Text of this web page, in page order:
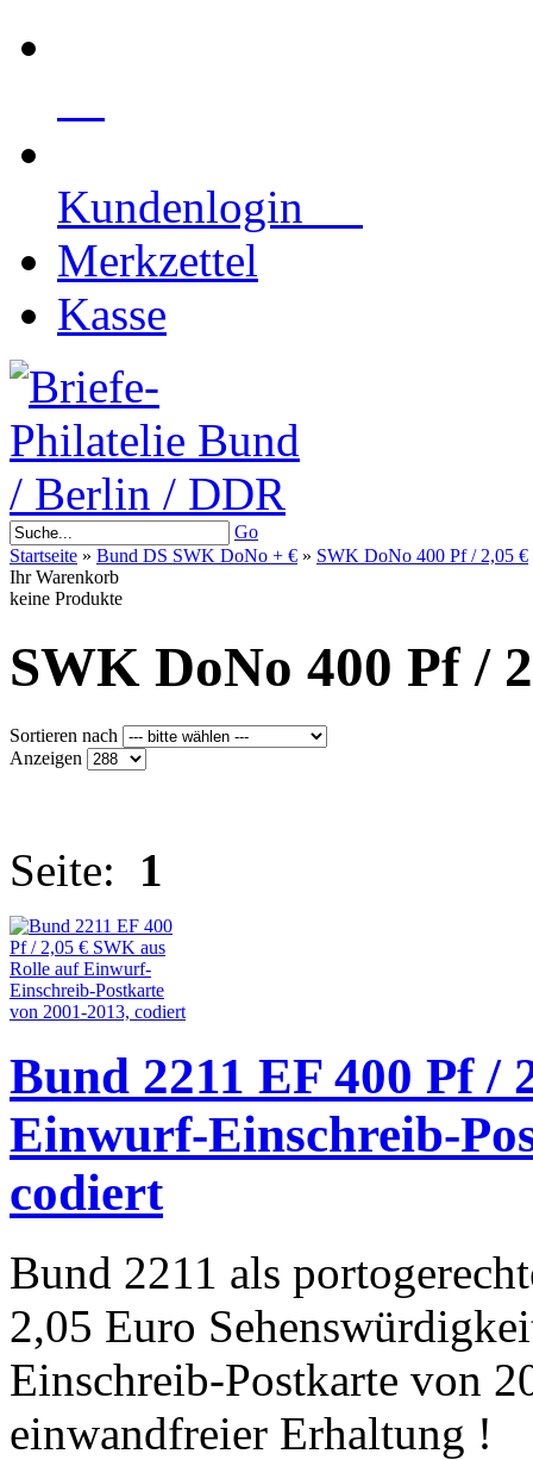
Kundenlogin
Merkzettel
Kasse
Go
Startseite » Bund DS SWK DoNo + € » SWK DoNo 400 Pf / 2,05 €
Ihr Warenkorb
keine Produkte
SWK DoNo 400 Pf /
Sortieren nach
Anzeigen
Seite: 1
Bund 2211 EF 400 Pf /
Einwurf-Einschreib-
codiert
Bund 2211 als
2,05 Euro
Einschreib-Postkarte von
einwandfreier Erhaltung !